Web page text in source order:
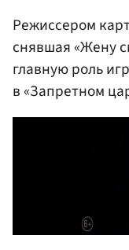
Режиссером
снявшая «Жену
главную роль
в «Запретном